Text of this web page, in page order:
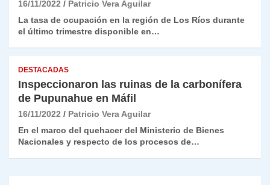
16/11/2022
Patricio Vera Aguilar
La tasa de ocupación en la región de Los Ríos durante
el último trimestre disponible en…
DESTACADAS
Inspeccionaron las ruinas de la carbonífera
de Pupunahue en Máfil
16/11/2022
Patricio Vera Aguilar
En el marco del quehacer del Ministerio de Bienes
Nacionales y respecto de los procesos de…